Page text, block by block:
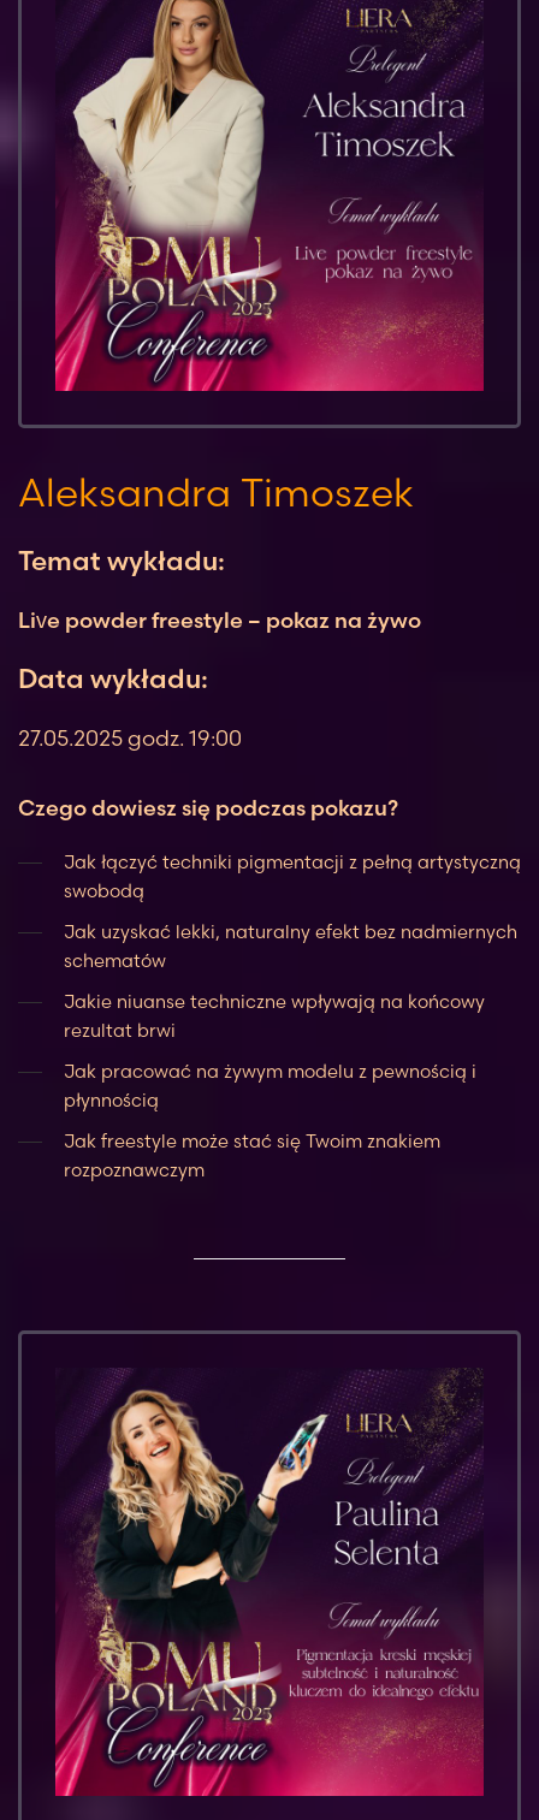
Aleksandra Timoszek
Temat wykładu:
Live powder freestyle – pokaz na żywo
Data wykładu:
27.05.2025 godz. 19:00
Czego dowiesz się podczas pokazu?
Jak łączyć techniki pigmentacji z pełną artystyczną
swobodą
Jak uzyskać lekki, naturalny efekt bez nadmiernych
schematów
Jakie niuanse techniczne wpływają na końcowy
rezultat brwi
Jak pracować na żywym modelu z pewnością i
płynnością
Jak freestyle może stać się Twoim znakiem
rozpoznawczym